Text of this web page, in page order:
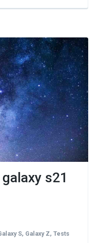
s21
S, Galaxy Z, Tests